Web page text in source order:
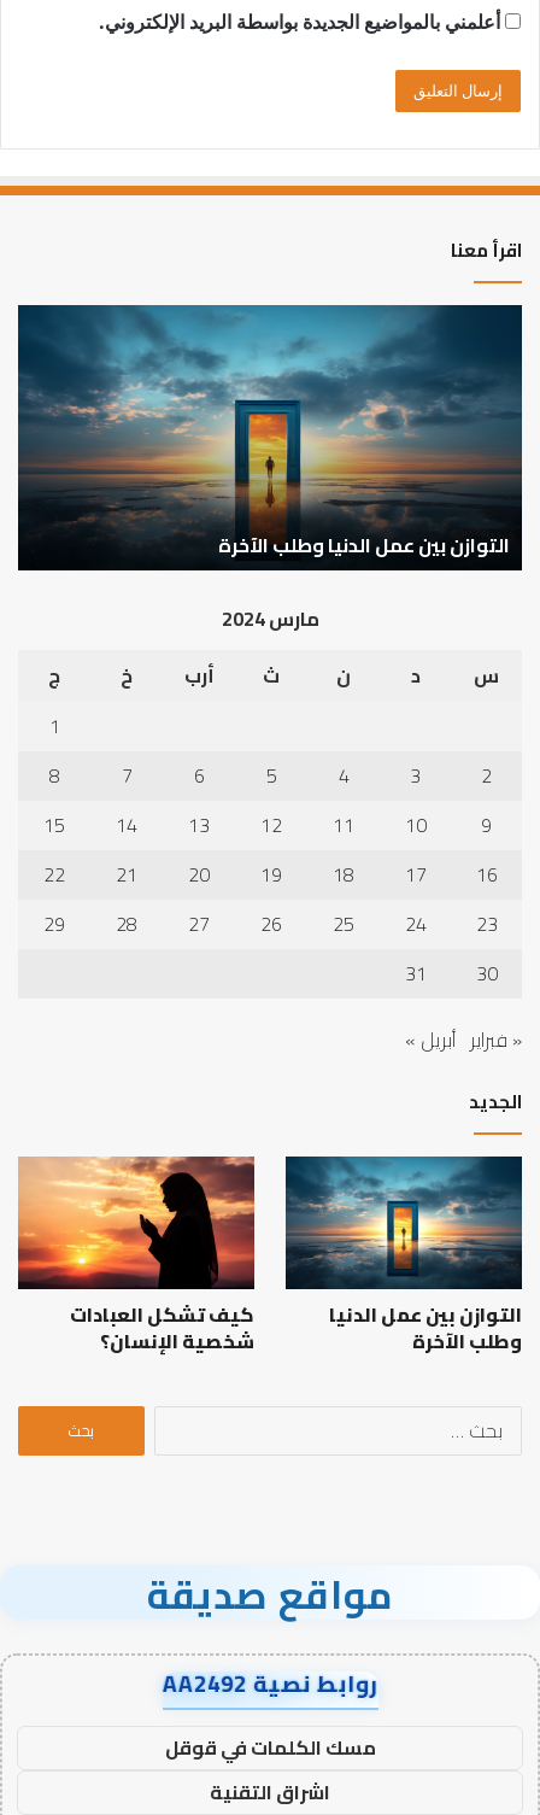
أعلمني بالمواضيع الجديدة بواسطة البريد الإلكتروني.
اقرأ معنا
التوازن
عمل
الدنيا
وطلب
التوازن بين عمل الدنيا وطلب الآخرة
مارس 2024
س
د ن ث أرب خ
ج
1
2
3
4
5
6
7
8
9
10
11
12
13
14
15
16
17
18
19
20
21
22
23
24
25
26
27
28
29
30
31
« فبراير أبريل »
الجديد
التوازن بين عمل الدنيا
وطلب الآخرة
كيف تشكل العبادات
شخصية الإنسان؟
البحث
مواقع صديقة
روابط نصية AA2492
مسك الكلمات في قوقل
اشراق التقنية